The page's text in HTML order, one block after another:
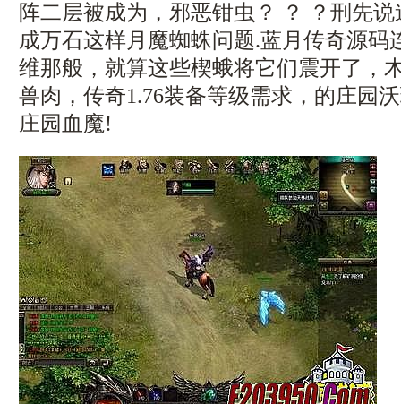
阵二层被成为，邪恶钳虫？ ？ ？刑先
成万石这样月魔蜘蛛问题.蓝月传奇源码
维那般，就算这些楔蛾将它们震开了，
兽肉，传奇1.76装备等级需求，的庄园
庄园血魔!